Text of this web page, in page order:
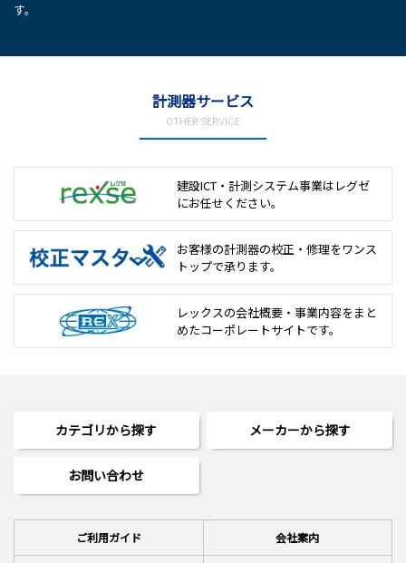
す。
計測器サービス
OTHER SERVICE
建設ICT・計測システム事業は レグゼ
にお任せください。
お客様の計測器の校正・修理をワンス
トップで承ります。
レックスの会社概要・事業内容をまと
めたコーポレートサイトです。
カテゴリから探す メーカーから探す
お問い合わせ
ご利用ガイド 会社案内